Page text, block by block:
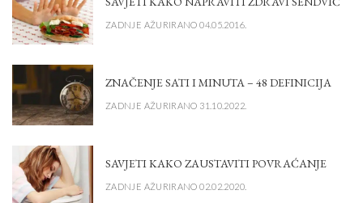
ZADNJE AŽURIRANO 04.05.2016.
ZNAČENJE SATI I MINUTA – 48 DEFINICIJA
ZADNJE AŽURIRANO 31.10.2022.
SAVJETI KAKO ZAUSTAVITI POVRAĆANJE
ZADNJE AŽURIRANO 02.02.2020.